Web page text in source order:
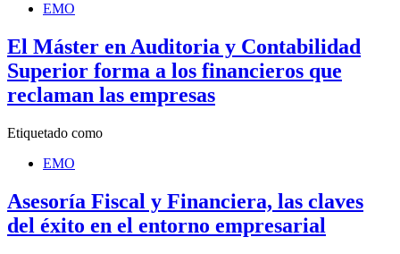
EMO
El Máster en Auditoria y Contabilidad
Superior forma a los financieros que
reclaman las empresas
Etiquetado como
EMO
Asesoría Fiscal y Financiera, las claves
del éxito en el entorno empresarial